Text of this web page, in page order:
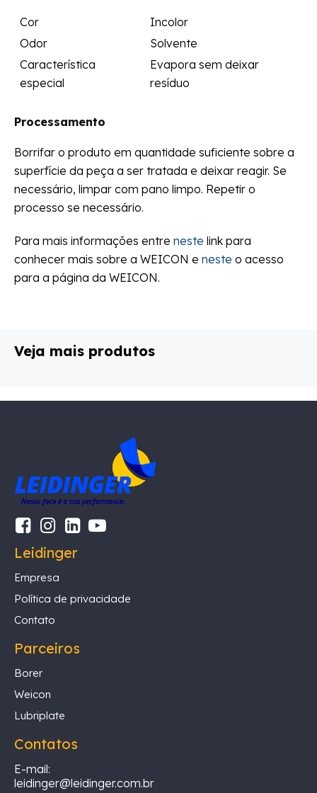
Cor
Incolor
Odor
Solvente
Característica
especial
Evapora sem deixar
resíduo
Processamento
Borrifar o produto em quantidade suficiente sobre a
superfície da peça a ser tratada e deixar reagir. Se
necessário, limpar com pano limpo. Repetir o
processo se necessário.
Para mais informações entre neste link para
conhecer mais sobre a WEICON e neste o acesso
para a página da WEICON.
Veja mais produtos
Leidinger
Empresa
Política de privacidade
Contato
Parceiros
Borer
Weicon
Lubriplate
Contatos
E-mail:
leidinger@leidinger.com.br